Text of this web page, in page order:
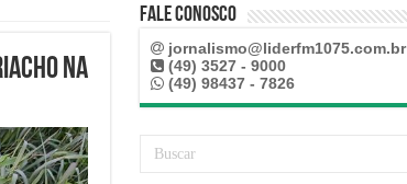
na
Fale Conosco
jornalismo@liderfm1075.com.br
(49) 3527 - 9000
(49) 98437 - 7826